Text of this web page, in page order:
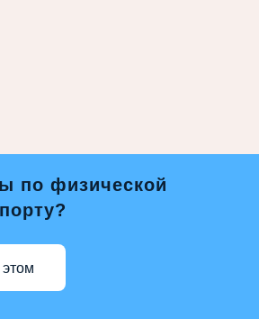
по физической